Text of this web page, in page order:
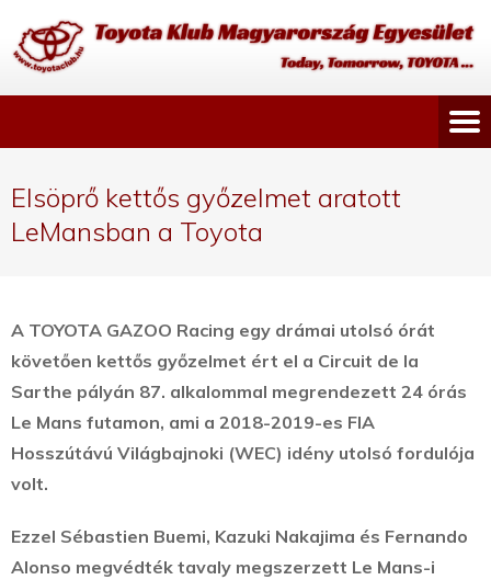
Elsöprő kettős győzelmet aratott
LeMansban a Toyota
A TOYOTA GAZOO Racing egy drámai utolsó órát
követően kettős győzelmet ért el a Circuit de la
Sarthe pályán 87. alkalommal megrendezett 24 órás
Le Mans futamon, ami a 2018-2019-es FIA
Hosszútávú Világbajnoki (WEC) idény utolsó fordulója
volt.
Ezzel Sébastien Buemi, Kazuki Nakajima és Fernando
Alonso megvédték tavaly megszerzett Le Mans-i